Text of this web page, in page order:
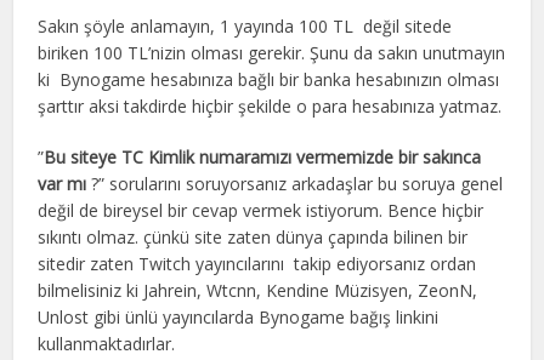
Sakın şöyle anlamayın, 1 yayında 100 TL değil sitede
biriken 100 TL’nizin olması gerekir. Şunu da sakın unutmayın
ki Bynogame hesabınıza bağlı bir banka hesabınızın olması
şarttır aksi takdirde hiçbir şekilde o para hesabınıza yatmaz.
”Bu siteye TC Kimlik numaramızı vermemizde bir sakınca
var mı ?” sorularını soruyorsanız arkadaşlar bu soruya genel
değil de bireysel bir cevap vermek istiyorum. Bence hiçbir
sıkıntı olmaz. çünkü site zaten dünya çapında bilinen bir
sitedir zaten Twitch yayıncılarını takip ediyorsanız ordan
bilmelisiniz ki Jahrein, Wtcnn, Kendine Müzisyen, ZeonN,
Unlost gibi ünlü yayıncılarda Bynogame bağış linkini
kullanmaktadırlar.